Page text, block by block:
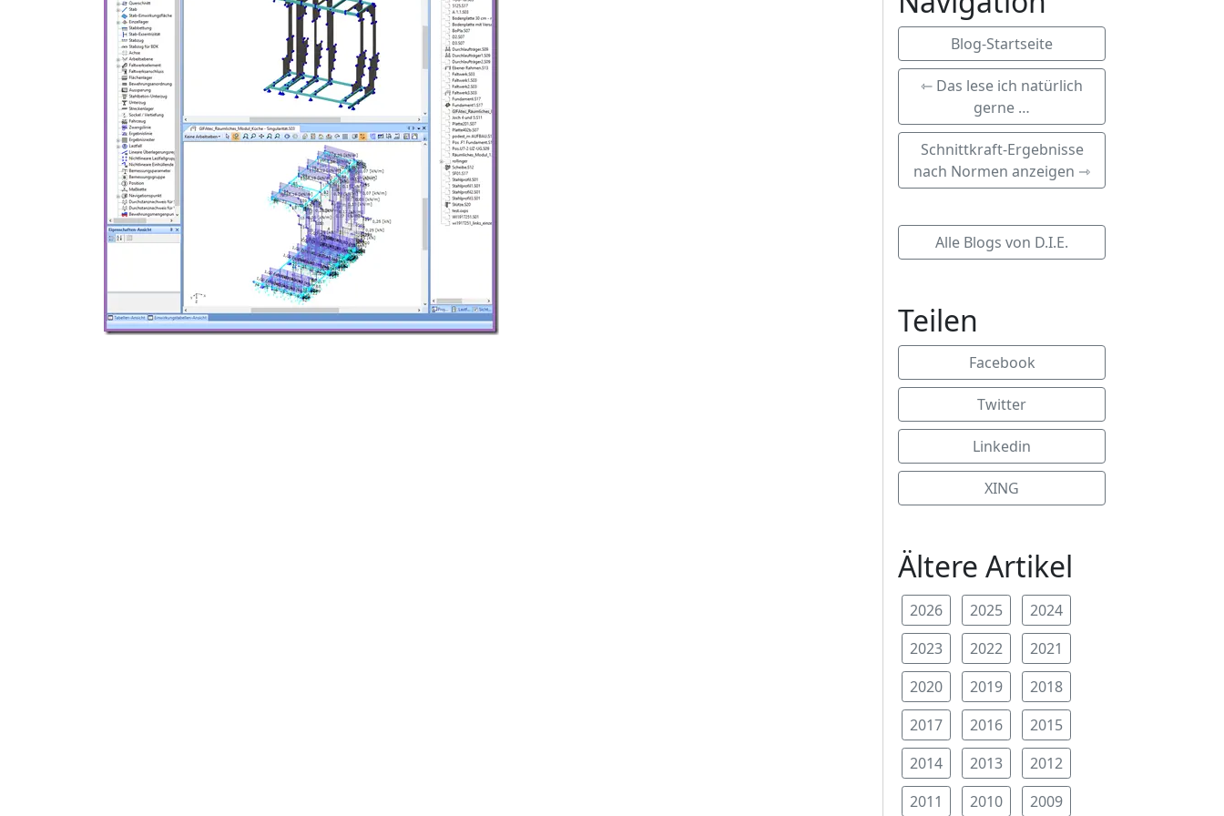
Blog-Startseite
⇽ Das lese ich natürlich
gerne …
Schnittkraft-Ergebnisse
nach Normen anzeigen ⇾
Alle Blogs von D.I.E.
Teilen
Facebook
Twitter
Linkedin
XING
Ältere Artikel
2026 2025
2024
2023
2022
2021
2020
2019
2018
2017
2016
2015
2014
2013
2012
2011
2010 2009